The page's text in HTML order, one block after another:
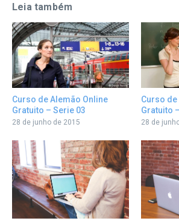
Leia também
Curso de Alemão Online
Gratuito – Serie 03
28 de junho de 2015
Curso
Gratuito
28 de